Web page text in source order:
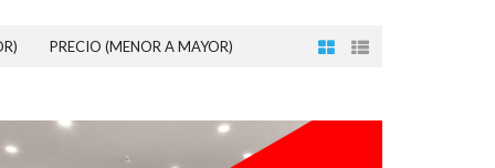
PRECIO (MENOR A MAYOR)